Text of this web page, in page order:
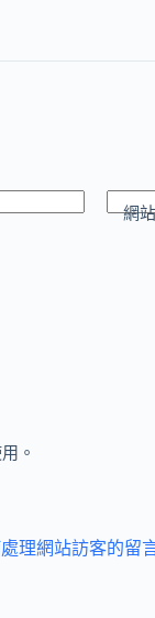
網站
。
理網站訪客的留